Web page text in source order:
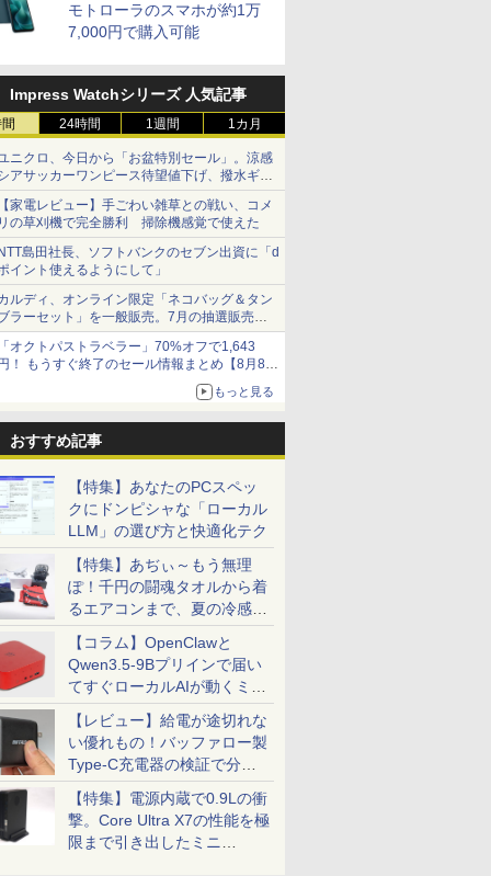
モトローラのスマホが約1万
7,000円で購入可能
Impress Watchシリーズ 人気記事
24時間 1週間 1カ月
ニクロ、今日から「お盆特別セール」。涼感
アサッカーワンピース待望値下げ、撥水ギア
ョーツは1990円に
家電レビュー】手ごわい雑草との戦い、コメ
の草刈機で完全勝利 掃除機感覚で使えた
島田社長、ソフトバンクのセブン出資に「d
イント使えるようにして」
ルディ、オンライン限定「ネコバッグ＆タン
ラーセット」を一般販売。7月の抽選販売の
選無効分
オクトパストラベラー」70%オフで1,643
！ もうすぐ終了のセール情報まとめ【8月8日
ンテンドーeショップでは「大神 絶景版」が
もっと見る
おすすめ記事
【特集】あなたのPCスペッ
クにドンピシャな「ローカル
LLM」の選び方と快適化テク
【特集】あぢぃ～もう無理
ぽ！千円の闘魂タオルから着
るエアコンまで、夏の冷感グ
ッズ一挙紹介
【コラム】OpenClawと
Qwen3.5-9Bプリインで届い
てすぐローカルAIが動くミニ
PC「SER9 Pro」
【レビュー】給電が途切れな
い優れもの！バッファロー製
Type-C充電器の検証で分か
ったこと
【特集】電源内蔵で0.9Lの衝
撃。Core Ultra X7の性能を極
限まで引き出したミニ